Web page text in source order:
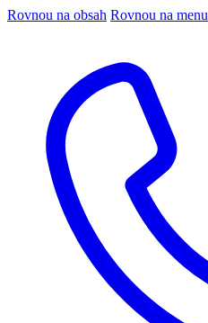
Rovnou na obsah Rovnou na menu